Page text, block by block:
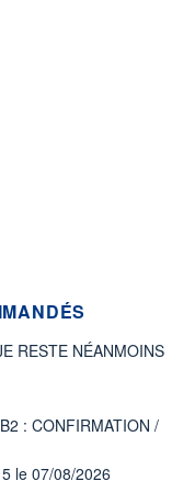
RESTE NÉANMOINS
: CONFIRMATION /
le 07/08/2026